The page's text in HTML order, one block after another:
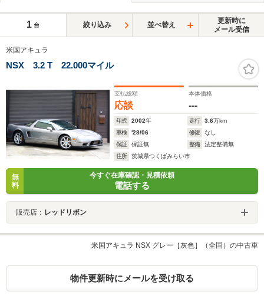
1 台 絞り込み 並べ替え
更新時に
メール受信
米国アキュラ
NSX 3.2 T 22.000マイル
支払総額
応談
本体価格
---
年式 2002年 走行 3.6万km
車検
'28/06 修復
なし
保証
保証無 整備
法定整備無
住所
茨城県つくばみらい市
無
料
今すぐ在庫確認・見積依頼
電話する
販売店： レッドリボン
米国アキュラ NSX グレー［灰色］（全国）の中古車
物件更新時にメールを受け取る